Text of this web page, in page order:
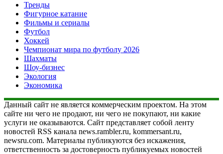
Тренды
Фигурное катание
Фильмы и сериалы
Футбол
Хоккей
Чемпионат мира по футболу 2026
Шахматы
Шоу-бизнес
Экология
Экономика
Данный сайт не является коммерческим проектом. На этом
сайте ни чего не продают, ни чего не покупают, ни какие
услуги не оказываются. Сайт представляет собой ленту
новостей RSS канала news.rambler.ru, kommersant.ru,
newsru.com. Материалы публикуются без искажения,
ответственность за достоверность публикуемых новостей